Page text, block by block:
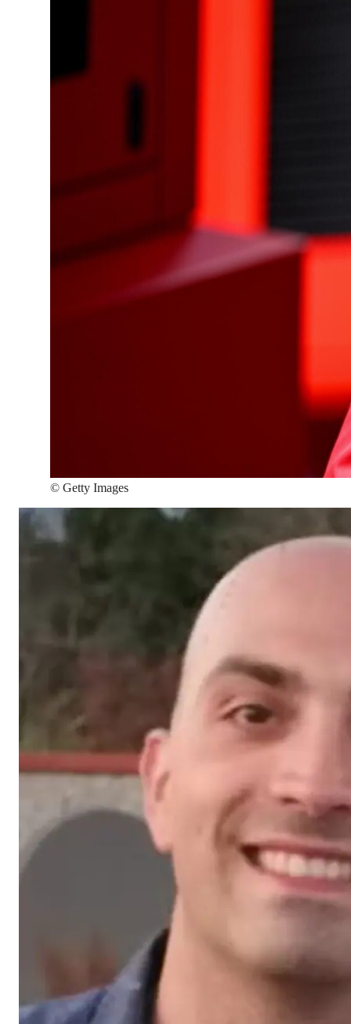
© Getty Images